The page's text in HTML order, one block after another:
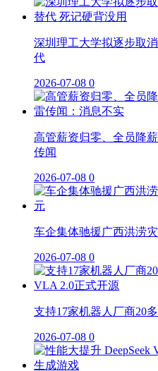
深圳理工大学拟逐步取
代
2026-07-08 0
高管薪资归零、全员降
传闻
2026-07-08 0
车企集体驰援广西洪涝
2026-07-08 0
支持17家机器人厂商20
2026-07-08 0